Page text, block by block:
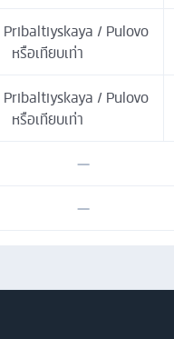
/ Pulovo
หรือเทียบเท่า
/ Pulovo
หรือเทียบเท่า
—
—